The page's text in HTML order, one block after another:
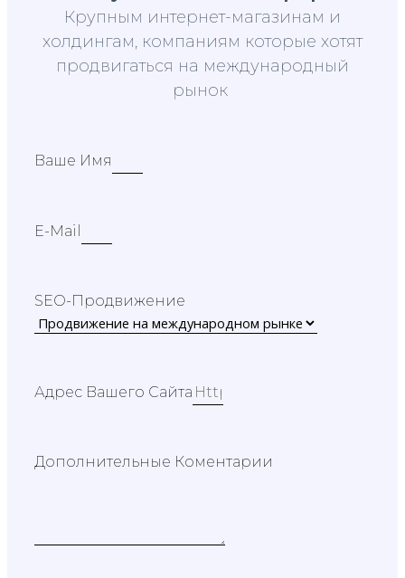
Крупным интернет-магазинам и
холдингам, компаниям которые хотят
продвигаться на международный
рынок
Ваше Имя
E-Mail
SEO-Продвижение
Адрес Вашего Сайта
Дополнительные Коментарии